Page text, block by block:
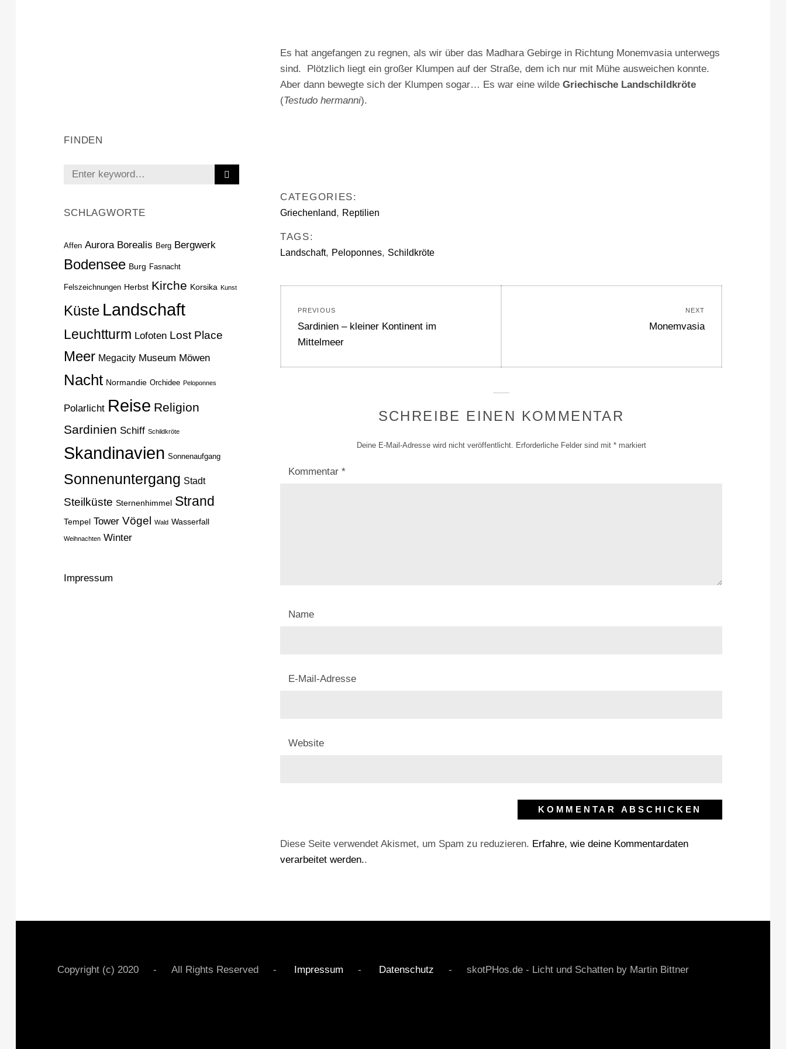
Es hat angefangen zu regnen, als wir über das Madhara Gebirge in Richtung Monemvasia unterwegs
sind. Plötzlich liegt ein großer Klumpen auf der Straße, dem ich nur mit Mühe ausweichen konnte.
Aber dann bewegte sich der Klumpen sogar… Es war eine wilde Griechische Landschildkröte
(Testudo hermanni).
CATEGORIES:
Griechenland, Reptilien
TAGS:
Landschaft, Peloponnes, Schildkröte
PREVIOUS
Previous
post:
Sardinien – kleiner Kontinent im
Mittelmeer
NEXT
Next
Monemvasia
SCHREIBE EINEN KOMMENTAR
Deine E-Mail-Adresse wird nicht veröffentlicht. Erforderliche Felder sind mit *markiert
Kommentar *
Name
E-Mail-Adresse
Website
Diese Seite verwendet Akismet, um Spam zu reduzieren. Erfahre, wie deine Kommentardaten
verarbeitet werden..
FINDEN
Search
SCHLAGWORTE
Affen Aurora Borealis Berg Bergwerk
Bodensee Burg Fasnacht
Felszeichnungen Herbst Kirche Korsika Kunst
Küste Landschaft
Leuchtturm Lofoten Lost Place
Meer Megacity Museum Möwen
Nacht Normandie Orchidee Peloponnes
Polarlicht Reise Religion
Sardinien Schiff Schildkröte
Skandinavien Sonnenaufgang
Sonnenuntergang Stadt
Steilküste Sternenhimmel Strand
Tempel Tower Vögel Wald Wasserfall
Weihnachten Winter
Impressum
Copyright (c) 2020 - All Rights Reserved - Impressum - Datenschutz - skotPHos.de - Licht und Schatten by Martin Bittner